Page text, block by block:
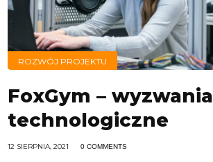
ROZWÓJ PROJEKTU
FoxGym – wyzwania
technologiczne
12 SIERPNIA, 2021 0 COMMENTS